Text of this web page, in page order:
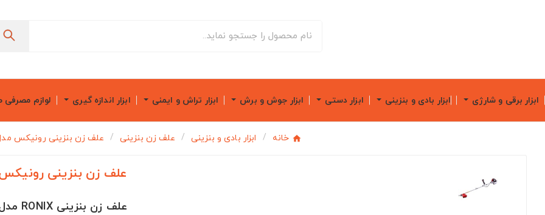
ابزار برقی و شارژی ابزار بادی و بنزینی ابزار دستی ابزار جوش و برش ابزار تراش و ایمنی ابزار اندازه گیری لوازم
خانه ابزار بادی و بنزینی علف زن بنزینی علف زن بنزینی رونیکس مدل
علف زن بنزینی رونیکس
علف زن بنزینی RONIX مدل 4553